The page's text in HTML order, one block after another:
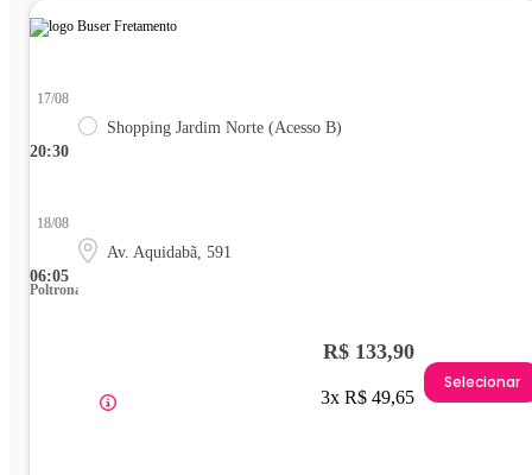
20:30
17/08
Shopping Jardim Norte (Acesso B)
06:05
18/08
Av. Aquidabã, 591
Poltrona
R$ 133,90
3x R$ 49,65
Selecionar